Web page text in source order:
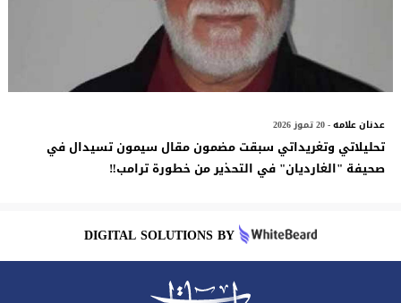
عدنان علامه- 20 تموز 2026
تحليلاتي وتغريداتي سبقت مضمون مقال سيمون تسيدال في
صحيفة "الغارديان" في التحذير من خطورة ترامب‼️
DIGITAL SOLUTIONS BY